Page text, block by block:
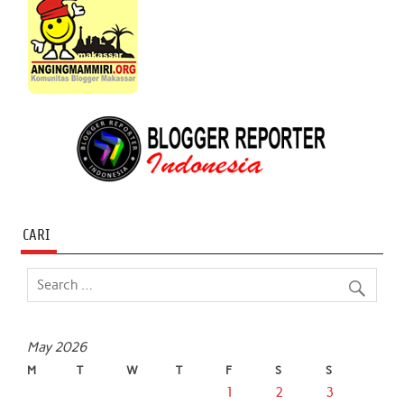
CARI
May 2026
M T W T F S S
1 2
3